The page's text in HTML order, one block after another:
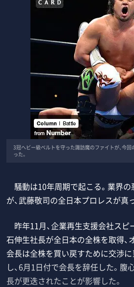
3冠ヘビー級ベルトを守った諏訪魔のファイトが、今
った。
騒動は10年周期で起こる。業界
が、武藤敬司の全日本プロレスが真
昨年11月、企業再生支援会社スピ
石伸生社長が全日本の全株を取得、
会長は全株を買い戻すために交渉
し、6月1日付で会長を辞任した。腹
長が更迭されたことが影響した。